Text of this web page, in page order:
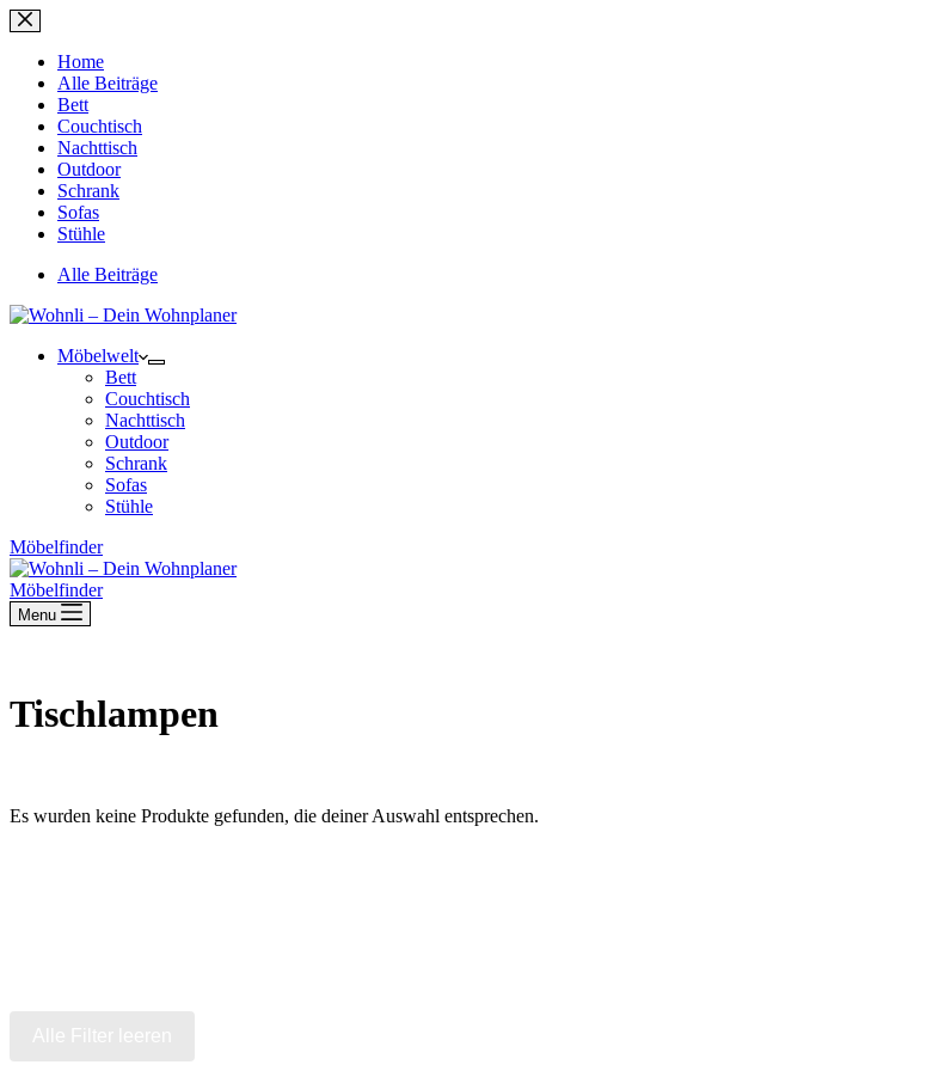
Zum
springenHome
Alle Beiträge
Bett
Couchtisch
Nachttisch
Outdoor
Schrank
Sofas
Stühle
Alle Beiträge
Möbelwelt
Bett
Couchtisch
Nachttisch
Outdoor
Schrank
Sofas
Stühle
Möbelfinder
Möbelfinder
Menu
Tischlampen
Es wurden keine Produkte gefunden, die deiner Auswahl entsprechen.